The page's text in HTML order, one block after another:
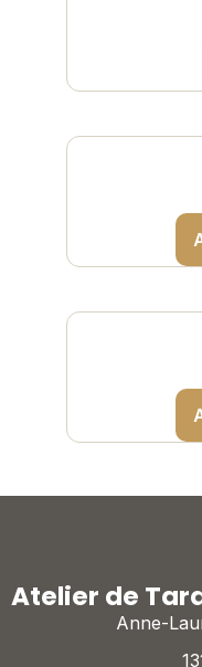
Atelier de
Anne-